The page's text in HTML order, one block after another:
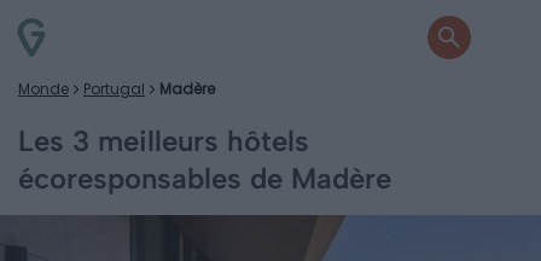
Monde Portugal Madère
Les 3 meilleurs hôtels
écoresponsables de Madère